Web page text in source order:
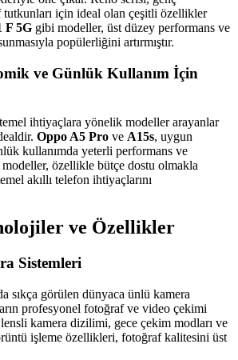
tutkunları için ideal olan çeşitli özellikler
F 5G gibi modeller, üst düzey performans ve
popülerliğini artırmıştır.
ve Günlük Kullanım İçin
ihtiyaçlara yönelik modeller arayanlar
Oppo A5 Pro ve A15s, uygun
kullanımda yeterli performans ve
modeller, özellikle bütçe dostu olmakla
akıllı telefon ihtiyaçlarını
ve Özellikler
Sistemleri
sıkça görülen dünyaca ünlü kamera
profesyonel fotoğraf ve video çekimi
lensli kamera dizilimi, gece çekim modları ve
işleme özellikleri, fotoğraf kalitesini üst